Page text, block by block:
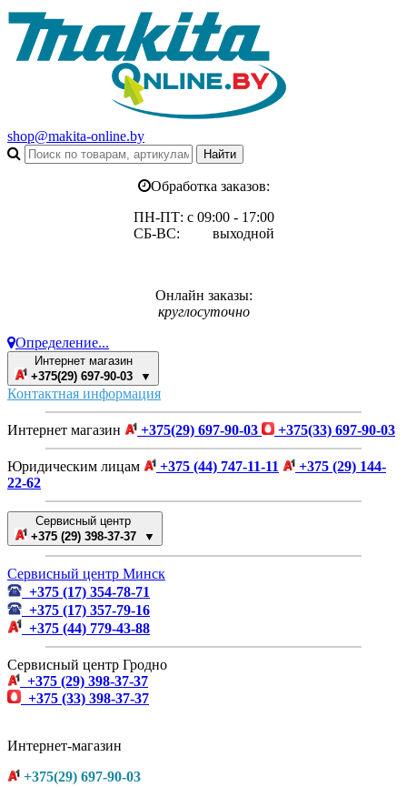
shop@makita-online.by
Обработка заказов:
ПН-ПТ: с 09:00 - 17:00
СБ-ВС: выходной
Онлайн заказы:
круглосуточно
Определение...
Интернет магазин
+375(29) 697-90-03 ▼
Контактная информация
Интернет магазин +375(29) 697-90-03 +375(33) 697-90-03
Юридическим лицам +375 (44) 747-11-11
+375 (29) 144-
22-62
Сервисный центр
+375 (29) 398-37-37 ▼
Сервисный центр Минск
+375 (17) 354-78-71
+375 (17) 357-79-16
+375 (44) 779-43-88
Сервисный центр Гродно
+375 (29) 398-37-37
+375 (33) 398-37-37
Интернет-магазин
+375(29) 697-90-03